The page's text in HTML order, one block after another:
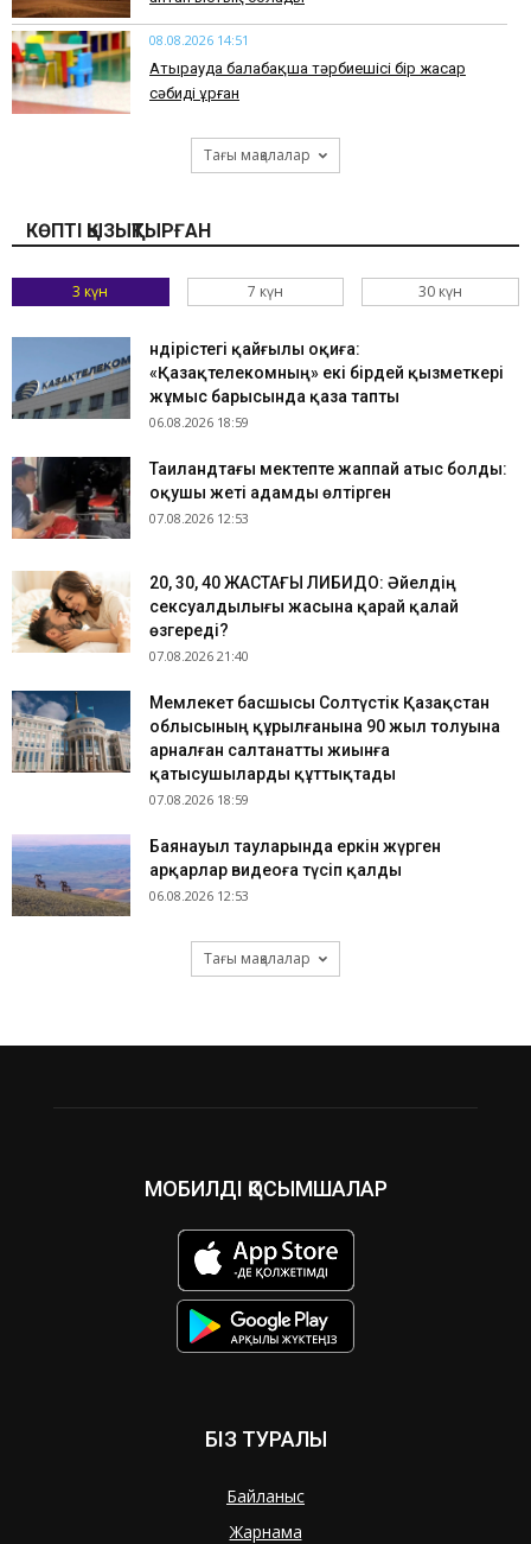
08.08.2026 14:51
Атырауда балабақша тәрбиешісі бір жасар
сәбиді ұрған
Тағы мақалалар
КӨПТІ ҚЫЗЫҚТЫРҒАН
3 күн 7 күн 30 күн
Өндірістегі қайғылы оқиға:
«Қазақтелекомның» екі бірдей қызметкері
жұмыс барысында қаза тапты
06.08.2026 18:59
Таиландтағы мектепте жаппай атыс болды:
оқушы жеті адамды өлтірген
07.08.2026 12:53
​20, 30, 40 ЖАСТАҒЫ ЛИБИДО: Әйелдің
сексуалдылығы жасына қарай қалай
өзгереді?
07.08.2026 21:40
Мемлекет басшысы Солтүстік Қазақстан
облысының құрылғанына 90 жыл толуына
арналған салтанатты жиынға
қатысушыларды құттықтады
07.08.2026 18:59
Баянауыл тауларында еркін жүрген
арқарлар видеоға түсіп қалды
06.08.2026 12:53
Тағы мақалалар
МОБИЛДІ ҚОСЫМШАЛАР
БІЗ ТУРАЛЫ
Байланыс
Жарнама